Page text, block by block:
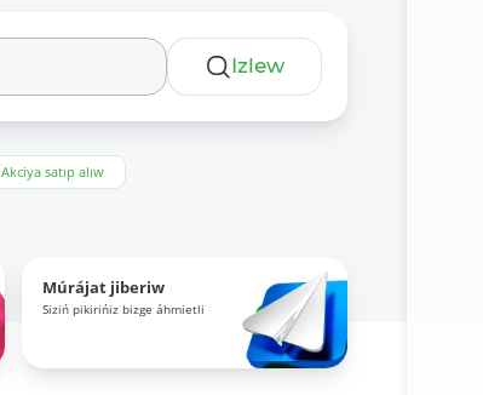
Izlew
Akciya satıp alıw
Múrájat jiberiw
Siziń pikirińiz bizge áhmietli